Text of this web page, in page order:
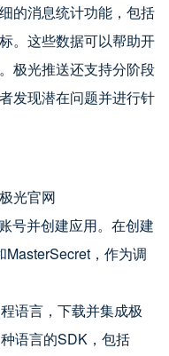
的消息统计功能，包括
。这些数据可以帮助开
极光推送还支持分阶段
发现潜在问题并进行针
光官网
号并创建应用。在创建
，作为调
语言，下载并集成极
语言的SDK，包括